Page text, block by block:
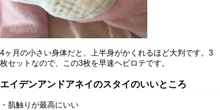
4ヶ月の小さい身体だと、上半身がかくれるほど大判です。3
枚セットなので、この3枚を早速ヘビロテです。
エイデンアンドアネイのスタイのいいところ
・肌触りが最高にいい